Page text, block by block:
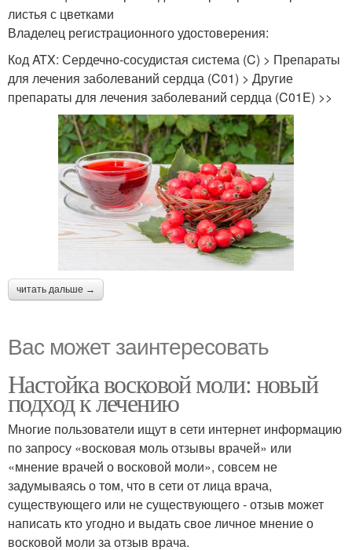
листья с цветками
Владелец регистрационного удостоверения:
Код ATX: Сердечно-сосудистая система (C) > Препараты
для лечения заболеваний сердца (C01) > Другие
препараты для лечения заболеваний сердца (C01E) >>
читать дальше →
Вас может заинтересовать
Настойка восковой моли: новый
подход к лечению
Многие пользователи ищут в сети интернет информацию
по запросу «восковая моль отзывы врачей» или
«мнение врачей о восковой моли», совсем не
задумываясь о том, что в сети от лица врача,
существующего или не существующего - отзыв может
написать кто угодно и выдать свое личное мнение о
восковой моли за отзыв врача.